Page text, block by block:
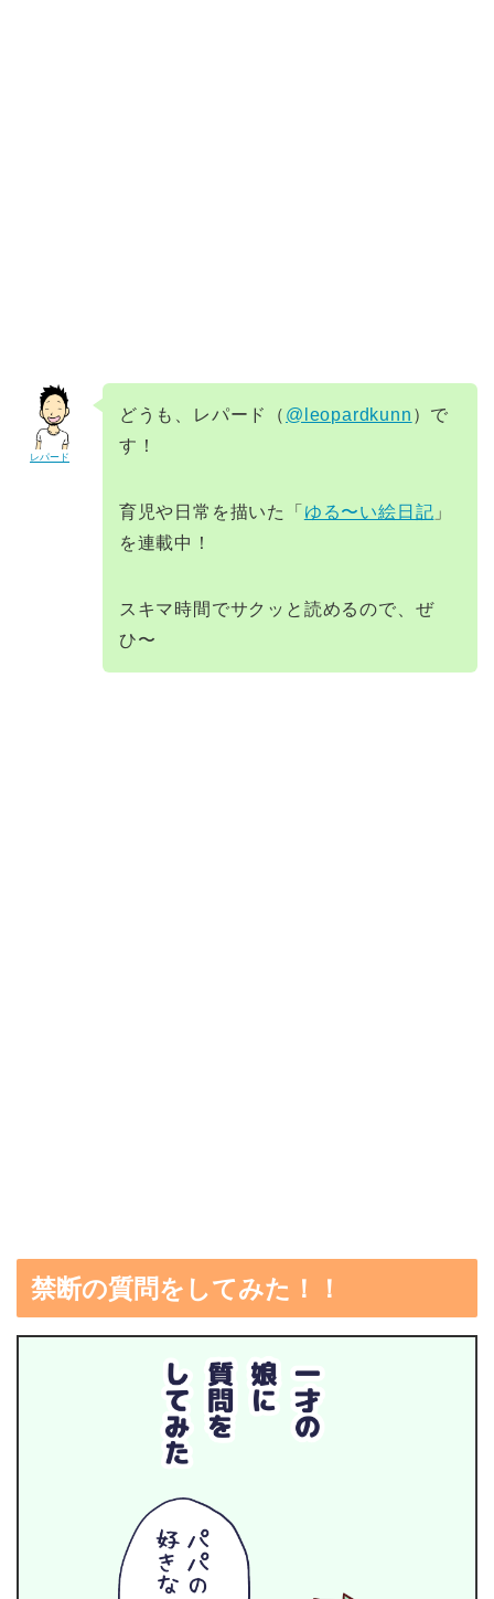
レパード
どうも、レパード（ @leopardkunn ）で
す！
育児や日常を描いた「 ゆる〜い絵日記 」
を連載中！
スキマ時間でサクッと読めるので、ぜ
ひ〜
禁断の質問をしてみた！！